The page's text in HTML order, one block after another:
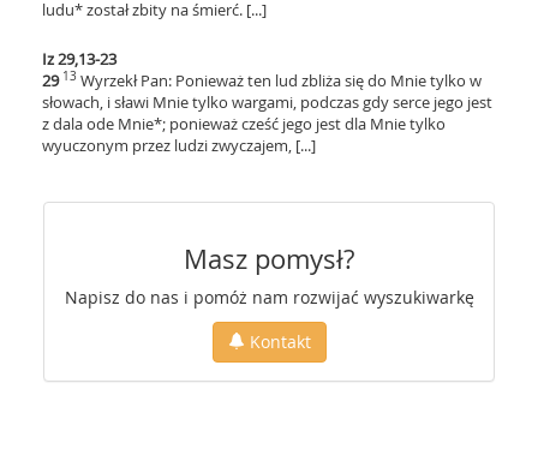
ludu* został zbity na śmierć. [...]
Iz 29,13-23
2913 Wyrzekł Pan: Ponieważ ten lud zbliża się do Mnie tylko w
słowach, i sławi Mnie tylko wargami, podczas gdy serce jego jest
z dala ode Mnie*; ponieważ cześć jego jest dla Mnie tylko
wyuczonym przez ludzi zwyczajem, [...]
Masz pomysł?
Napisz do nas i pomóż nam rozwijać wyszukiwarkę
Kontakt